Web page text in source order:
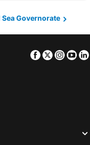
Sea Governorate
Facebook
Twitter